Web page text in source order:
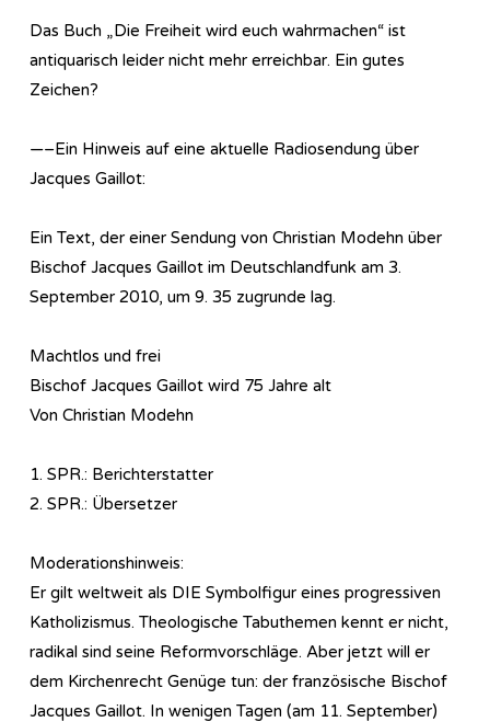
Das Buch „Die Freiheit wird euch wahrmachen“ ist
antiquarisch leider nicht mehr erreichbar. Ein gutes
Zeichen?
—–Ein Hinweis auf eine aktuelle Ra­dio­sen­dung über
Jacques Gaillot:
Ein Text, der einer Sendung von Christian Modehn über
Bischof Jacques Gaillot im Deutschlandfunk am 3.
September 2010, um 9. 35 zugrunde lag.
Machtlos und frei
Bischof Jacques Gaillot wird 75 Jahre alt
Von Christian Modehn
1. SPR.: Berichterstatter
2. SPR.: Übersetzer
Moderationshinweis:
Er gilt weltweit als DIE Symbolfigur eines progressiven
Katholizismus. Theologische Tabuthemen kennt er nicht,
radikal sind seine Reformvorschläge. Aber jetzt will er
dem Kirchenrecht Genüge tun: der französische Bischof
Jacques Gaillot. In wenigen Tagen (am 11. September)